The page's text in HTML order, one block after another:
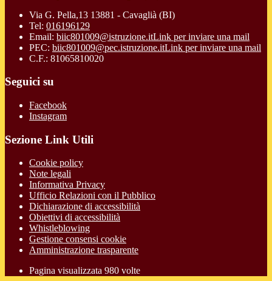
Via G. Pella,13 13881 - Cavaglià (BI)
Tel: 016196129
Email: biic801009@istruzione.itLink per inviare una mail
PEC: biic801009@pec.istruzione.itLink per inviare una mail
C.F.: 81065810020
Seguici su
Facebook
Instagram
Sezione Link Utili
Cookie policy
Note legali
Informativa Privacy
Ufficio Relazioni con il Pubblico
Dichiarazione di accessibilità
Obiettivi di accessibilità
Whistleblowing
Gestione consensi cookie
Amministrazione trasparente
Pagina visualizzata 980 volte